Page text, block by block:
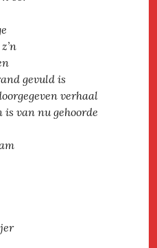
gevuld is
verhaal
van nu gehoorde